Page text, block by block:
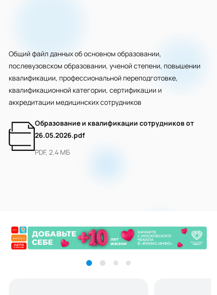
Общий файл данных об основном образовании,
послевузовском образовании, ученой степени, повышении
квалификации, профессиональной переподготовке,
квалификационной категории, сертификации и
аккредитации медицинских сотрудников
Образование и квалификации сотрудников от
26.05.2026.pdf
PDF, 2.4 МБ